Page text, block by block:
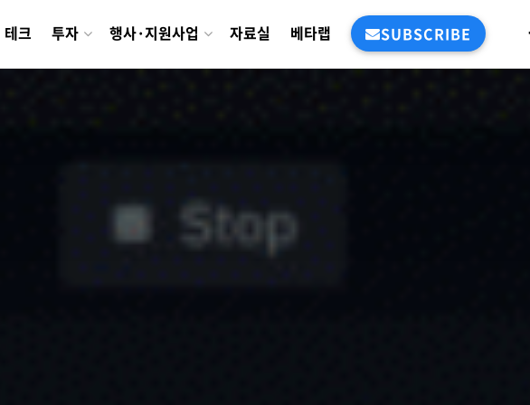
테크 투자 행사·지원사업 자료실 베타랩 SUBSCRIBE